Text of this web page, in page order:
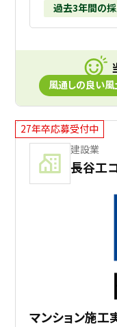
過去3年間の
風通しの良い風
27年卒応募受付中
建設業
長谷工
マンション施工